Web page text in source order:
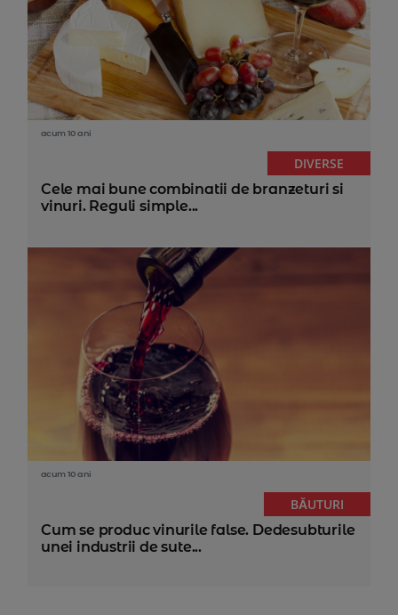
acum 10 ani
DIVERSE
Cele mai bune combinatii de branzeturi si
vinuri. Reguli simple...
acum 10 ani
BĂUTURI
Cum se produc vinurile false. Dedesubturile
unei industrii de sute...